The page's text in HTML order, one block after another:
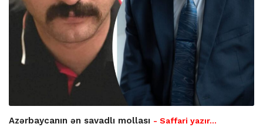
Azərbaycanın ən savadlı mollası - Saffari yazır…